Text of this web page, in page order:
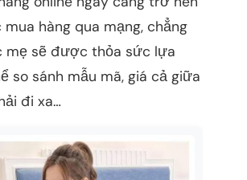
hàng qua mạng, chẳng
mẹ sẽ được thỏa sức lựa
so sánh mẫu mã, giá cả giữa
đi xa…